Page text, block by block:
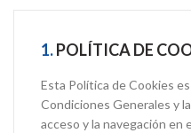
1.POLÍTICA DE
Esta Política de Cookies
Condiciones Generales y
acceso y la navegación en